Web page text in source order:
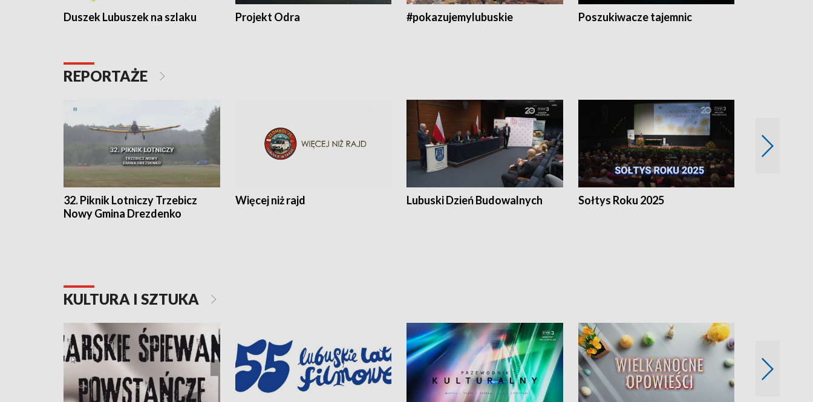
Duszek Lubuszek na szlaku Projekt Odra #pokazujemylubuskie Poszukiwacze tajemnic
REPORTAŻE
32. Piknik Lotniczy Trzebicz
Nowy Gmina Drezdenko
Więcej niż rajd Lubuski Dzień Budowalnych Sołtys Roku 2025
KULTURA I SZTUKA